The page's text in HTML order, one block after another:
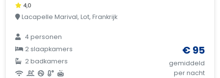
4,0
Lacapelle Marival, Lot, Frankrijk
4 personen
2 slaapkamers
2 badkamers
€ 95
gemiddeld
per nacht